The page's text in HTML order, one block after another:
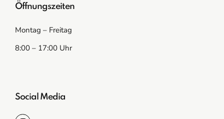
Öffnungszeiten
Montag – Freitag
8:00 – 17:00 Uhr
Social Media